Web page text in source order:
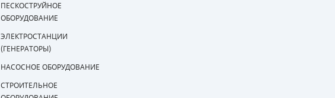
ПЕСКОСТРУЙНОЕ
ОБОРУДОВАНИЕ
ЭЛЕКТРОСТАНЦИИ
(ГЕНЕРАТОРЫ)
НАСОСНОЕ ОБОРУДОВАНИЕ
СТРОИТЕЛЬНОЕ